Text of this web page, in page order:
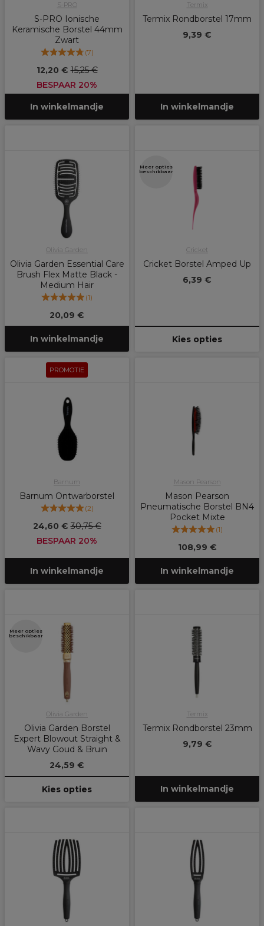
S-PRO
S-PRO Ionische
Keramische Borstel 44mm
Zwart
(7)
12,20 €15,25 €
BESPAAR 20%
In winkelmandje
Termix
Termix Rondborstel 17mm
9,39 €
In winkelmandje
Olivia Garden
Olivia Garden Essential Care
Brush Flex Matte Black -
Medium Hair
(1)
20,09 €
In winkelmandje
Meer opties
beschikbaar
Cricket
Cricket Borstel Amped Up
6,39 €
Kies opties
PROMOTIE
Barnum
Barnum Ontwarborstel
(2)
24,60 €30,75 €
BESPAAR 20%
In winkelmandje
Mason Pearson
Mason Pearson
Pneumatische Borstel BN4
Pocket Mixte
(1)
108,99 €
In winkelmandje
Meer opties
beschikbaar
Olivia Garden
Olivia Garden Borstel
Expert Blowout Straight &
Wavy Goud & Bruin
24,59 €
Kies opties
Termix
Termix Rondborstel 23mm
9,79 €
In winkelmandje